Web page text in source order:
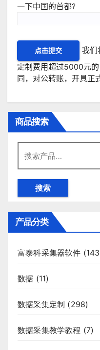
一下中国的首都?
我们
定制费用超过5000元
同，对公转账，开具正
商品搜索
索：
搜索
产品分类
富泰科采集器软件
数据 (11)
数据采集定制 (298)
数据采集教学教程 (7)